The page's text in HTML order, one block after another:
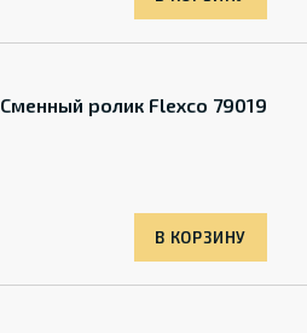
Сменный ролик Flexco 79019
В КОРЗИНУ